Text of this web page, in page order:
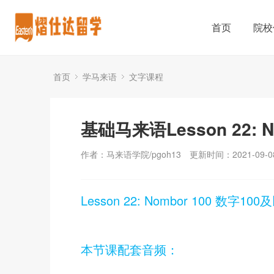
首页 院
首页 学马来语 文字课程
基础马来语Lesson 22:
作者：马来语学院/pgoh13 更新时间：2021-09-
Lesson 22: Nombor 100 数字100
本节课配套音频：